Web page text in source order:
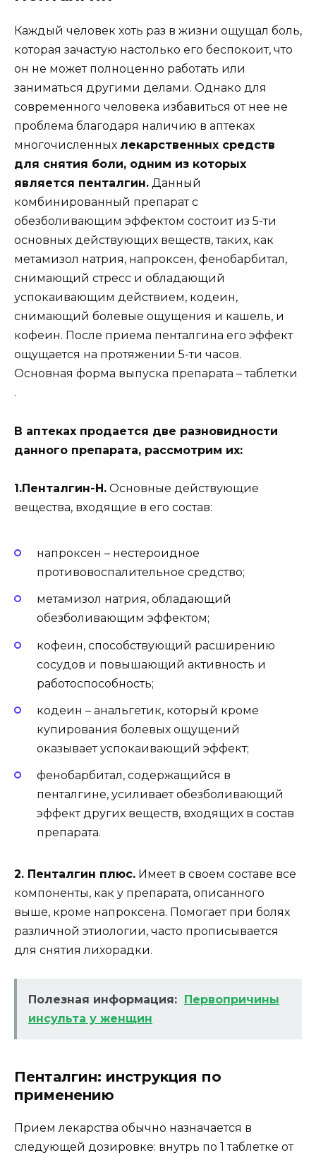
Каждый человек хоть раз в жизни ощущал боль,
которая зачастую настолько его беспокоит, что
он не может полноценно работать или
заниматься другими делами. Однако для
современного человека избавиться от нее не
проблема благодаря наличию в аптеках
многочисленных лекарственных средств
для снятия боли, одним из которых
является пенталгин. Данный
комбинированный препарат с
обезболивающим эффектом состоит из 5-ти
основных действующих веществ, таких, как
метамизол натрия, напроксен, фенобарбитал,
снимающий стресс и обладающий
успокаивающим действием, кодеин,
снимающий болевые ощущения и кашель, и
кофеин. После приема пенталгина его эффект
ощущается на протяжении 5-ти часов.
Основная форма выпуска препарата – таблетки
.
В аптеках продается две разновидности
данного препарата, рассмотрим их:
1.Пенталгин-Н. Основные действующие
вещества, входящие в его состав:
напроксен – нестероидное
противовоспалительное средство;
метамизол натрия, обладающий
обезболивающим эффектом;
кофеин, способствующий расширению
сосудов и повышающий активность и
работоспособность;
кодеин – анальгетик, который кроме
купирования болевых ощущений
оказывает успокаивающий эффект;
фенобарбитал, содержащийся в
пенталгине, усиливает обезболивающий
эффект других веществ, входящих в состав
препарата.
2. Пенталгин плюс. Имеет в своем составе все
компоненты, как у препарата, описанного
выше, кроме напроксена. Помогает при болях
различной этиологии, часто прописывается
для снятия лихорадки.
Полезная информация: Первопричины
инсульта у женщин
Пенталгин: инструкция по
применению
Прием лекарства обычно назначается в
следующей дозировке: внутрь по 1 таблетке от